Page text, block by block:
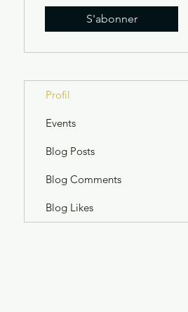
S'abonner
Profil
Events
Blog Posts
Blog Comments
Blog Likes